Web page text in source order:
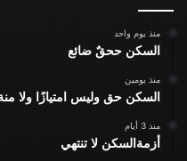
منذ يوم واحد
السكن ححقٌ ضائع
منذ يومين
السكن حق وليس امتيازًا ولا
منذ 3 أيام
أزمةالسكن لا تنتهي